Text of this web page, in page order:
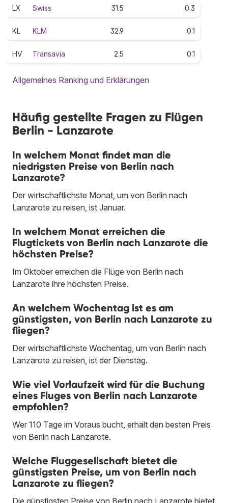
LX Swiss 31.5 0.3
KL KLM 32.9 0.1
HV Transavia 2.5 0.1
Allgemeines Ranking und Erklärungen
Häufig gestellte Fragen zu Flügen
Berlin - Lanzarote
In welchem Monat findet man die
niedrigsten Preise von Berlin nach
Lanzarote?
Der wirtschaftlichste Monat, um von Berlin nach
Lanzarote zu reisen, ist Januar.
In welchem Monat erreichen die
Flugtickets von Berlin nach Lanzarote die
höchsten Preise?
Im Oktober erreichen die Flüge von Berlin nach
Lanzarote ihre höchsten Preise.
An welchem Wochentag ist es am
günstigsten, von Berlin nach Lanzarote zu
fliegen?
Der wirtschaftlichste Wochentag, um von Berlin nach
Lanzarote zu reisen, ist der Dienstag.
Wie viel Vorlaufzeit wird für die Buchung
eines Fluges von Berlin nach Lanzarote
empfohlen?
Wer 110 Tage im Voraus bucht, erhält den besten Preis
von Berlin nach Lanzarote.
Welche Fluggesellschaft bietet die
günstigsten Preise, um von Berlin nach
Lanzarote zu fliegen?
Die günstigsten Preise von Berlin nach Lanzarote bietet